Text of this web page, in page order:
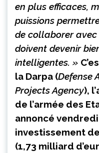
en plus efficaces,
puissions
de collaborer
doivent devenir
intelligentes. »
la Darpa (Defense
Projects Agency),
de l’armée des
annoncé
investissement
(1,73 milliard